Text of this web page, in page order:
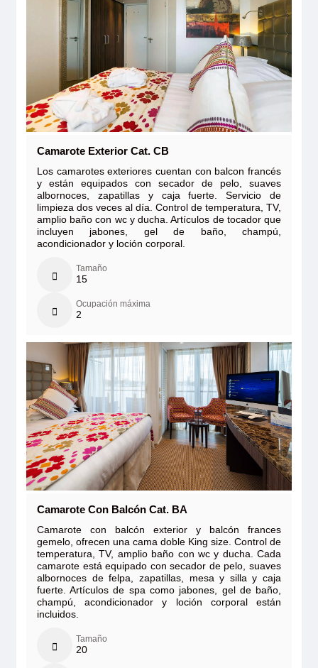
Camarote Exterior Cat. CB
Los camarotes exteriores cuentan con balcon francés
y están equipados con secador de pelo, suaves
albornoces, zapatillas y caja fuerte. Servicio de
limpieza dos veces al día. Control de temperatura, TV,
amplio baño con wc y ducha. Artículos de tocador que
incluyen jabones, gel de baño, champú,
acondicionador y loción corporal.
Tamaño
15
Ocupación máxima
2
Camarote Con Balcón Cat. BA
Camarote con balcón exterior y balcón frances
gemelo, ofrecen una cama doble King size. Control de
temperatura, TV, amplio baño con wc y ducha. Cada
camarote está equipado con secador de pelo, suaves
albornoces de felpa, zapatillas, mesa y silla y caja
fuerte. Artículos de spa como jabones, gel de baño,
champú, acondicionador y loción corporal están
incluidos.
Tamaño
20